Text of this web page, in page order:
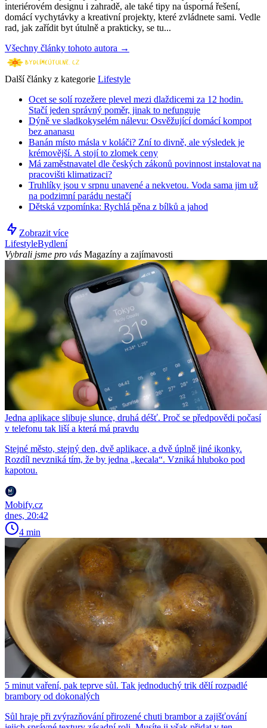
interiérovém designu i zahradě, ale také tipy na úsporná řešení,
domácí vychytávky a kreativní projekty, které zvládnete sami. Vedle
rad, jak zařídit byt útulně a prakticky, se tu...
Všechny články tohoto autora →
Další články z kategorie Lifestyle
Ocet se solí rozežere plevel mezi dlaždicemi za 12 hodin.
Stačí jeden správný poměr, jinak to nefunguje
Dýně ve sladkokyselém nálevu: Osvěžující domácí kompot
bez ananasu
Banán místo másla v koláči? Zní to divně, ale výsledek je
krémovější. A stojí to zlomek ceny
Má zaměstnavatel dle českých zákonů povinnost instalovat na
pracovišti klimatizaci?
Truhlíky jsou v srpnu unavené a nekvetou. Voda sama jim už
na podzimní parádu nestačí
Dětská vzpomínka: Rychlá pěna z bílků a jahod
Zobrazit více
LifestyleBydlení
Vybrali jsme pro vás Magazíny a zajímavosti
Jedna aplikace slibuje slunce, druhá déšť. Proč se předpovědi počasí
v telefonu tak liší a která má pravdu
Stejné město, stejný den, dvě aplikace, a dvě úplně jiné ikonky.
Rozdíl nevzniká tím, že by jedna „kecala“. Vzniká hluboko pod
kapotou.
Mobify.cz
dnes, 20:42
4 min
5 minut vaření, pak teprve sůl. Tak jednoduchý trik dělí rozpadlé
brambory od dokonalých
Sůl hraje při zvýrazňování přirozené chuti brambor a zajišťování